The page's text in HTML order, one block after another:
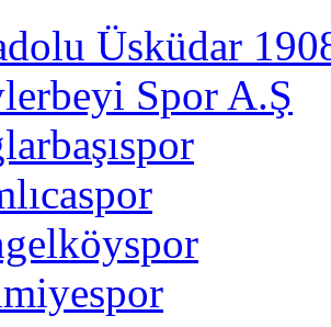
Üsküdar
Spor A.Ş